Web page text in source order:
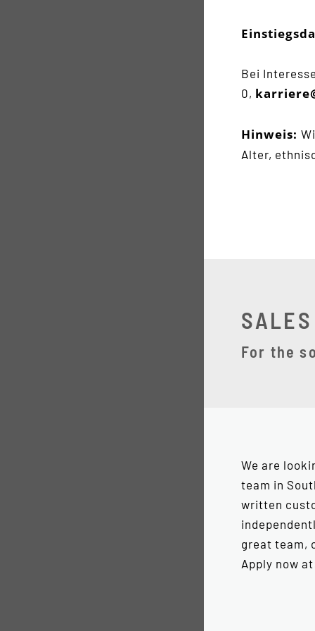
Bei
0,
Hinweis:
Alter,
For the
We are
team in
written
great team,
Apply now